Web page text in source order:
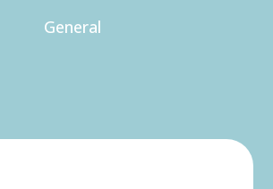
General